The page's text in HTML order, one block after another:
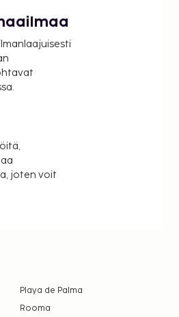
joten voit
Playa de Palma
Rooma